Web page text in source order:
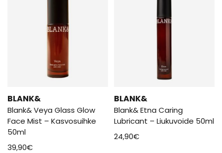
BLANK&
Blank& Veya Glass Glow
Face Mist – Kasvosuihke
50ml
39,90€
BLANK&
Blank& Etna Caring
Lubricant – Liukuvoide 50ml
24,90€